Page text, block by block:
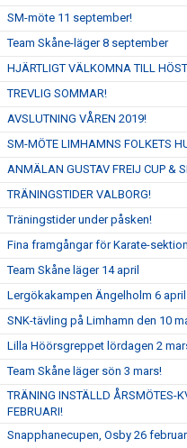
SM-möte 11 september!
Team Skåne-läger 8 september
HJÄRTLIGT VÄLKOMNA TILL
TREVLIG SOMMAR!
AVSLUTNING VÅREN 2019!
SM-MÖTE LIMHAMNS FOLKETS
ANMÄLAN GUSTAV FREIJ CUP &
TRÄNINGSTIDER VALBORG!
Träningstider under påsken!
Fina framgångar för Karate-
Team Skåne läger 14 april
Lergökakampen Ängelholm 6 april
SNK-tävling på Limhamn den 10
Lilla Höörsgreppet lördagen 2
Team Skåne läger sön 3 mars!
TRÄNING INSTÄLLD ÅRSMÖTES-
FEBRUARI!
Snapphanecupen, Osby 26